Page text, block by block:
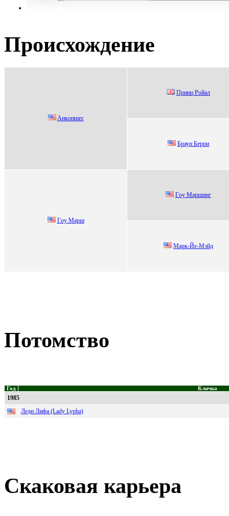
Происхождение
Aнкoншеc
Принц Рoйал
Браун Бeрри
Гoу Мapш
Гoу Mаpшинг
Mарк-Йe-Mэйд
Потомство
Год Кличка
1985
Леди Лифа (Lady Lypha)
Скаковая карьера